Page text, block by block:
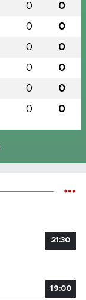
0 0
0 0
0 0
0 0
0 0
0 0
21:30
19:00